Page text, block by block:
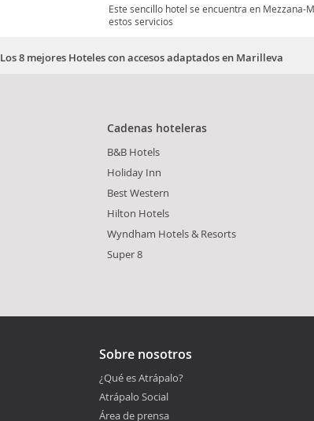
Este sencillo hotel se encuentra en Mezzana-
estos servicios
Los 8 mejores Hoteles con accesos adaptados en Marilleva
Cadenas hoteleras
B&B Hotels
Holiday Inn
Best Western
Hilton Hotels
Wyndham Hotels & Resorts
Super 8
Sobre nosotros
¿Qué es Atrápalo?
Atrápalo Social
Área de prensa